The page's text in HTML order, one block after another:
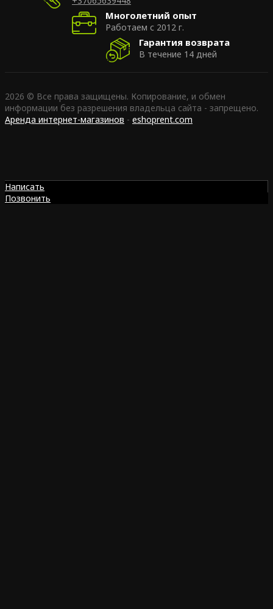
Многолетний опыт
Работаем с 2012 г.
Гарантия возврата
В течение 14 дней
2026 © Все права защищены. Копирование, и обмен
информации без разрешения владельца сайта - запрещено.
Аренда интернет-магазинов - eshoprent.com
Написать
Позвонить